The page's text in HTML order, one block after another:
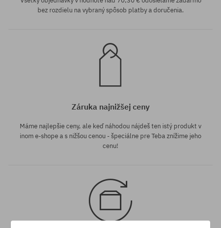
bez rozdielu na vybraný spôsob platby a doručenia.
Záruka najnižšej ceny
Máme najlepšie ceny, ale keď náhodou nájdeš ten istý produkt v
inom e-shope a s nižšou cenou - špeciálne pre Teba znížime jeho
cenu!